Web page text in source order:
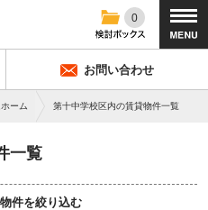
0
お問い合わせ
ーム 第十中学校区内の賃貸物件一覧
一覧
件を絞り込む